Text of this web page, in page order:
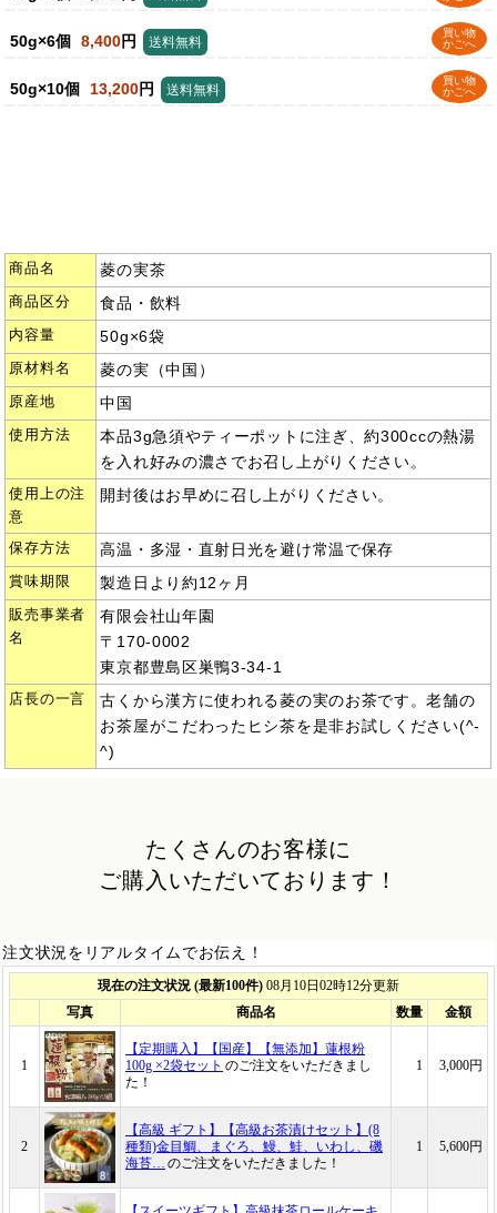
50g×6個 8,400円
買い物
かごへ
送料無料
50g×10個 13,200円
買い物
かごへ
送料無料
商品名 菱の実茶
商品区分 食品・飲料
内容量 50g×6袋
原材料名 菱の実（中国）
原産地 中国
使用方法
本品3g急須やティーポットに注ぎ、約300ccの熱湯
を入れ好みの濃さでお召し上がりください。
使用上の注
意
開封後はお早めに召し上がりください。
保存方法 高温・多湿・直射日光を避け常温で保存
賞味期限 製造日より約12ヶ月
販売事業者
名
有限会社山年園
〒170-0002
東京都豊島区巣鴨3-34-1
店長の一言
古くから漢方に使われる菱の実のお茶です。老舗の
お茶屋がこだわったヒシ茶を是非お試しください(^-
^)
たくさんのお客様に
ご購入いただいております！
注文状況をリアルタイムでお伝え！